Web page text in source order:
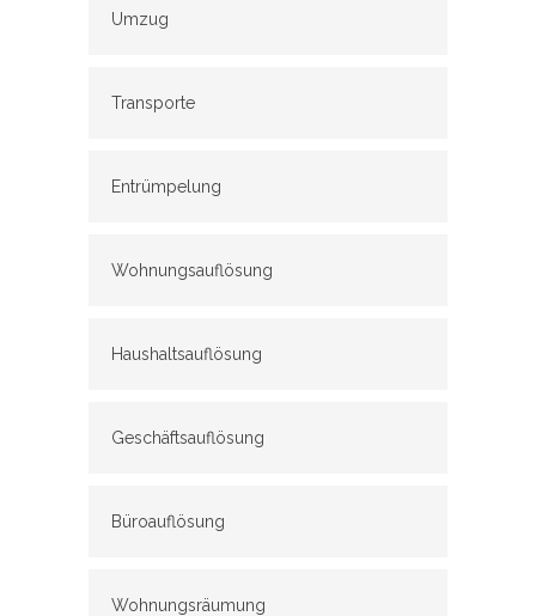
Umzug
Transporte
Entrümpelung
Wohnungsauflösung
Haushaltsauflösung
Geschäftsauflösung
Büroauflösung
Wohnungsräumung